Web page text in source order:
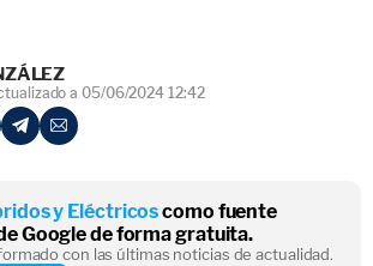
a 05/06/2024 12:42
y Eléctricoscomo fuente
Google de forma gratuita.
con las últimas noticias de actualidad.